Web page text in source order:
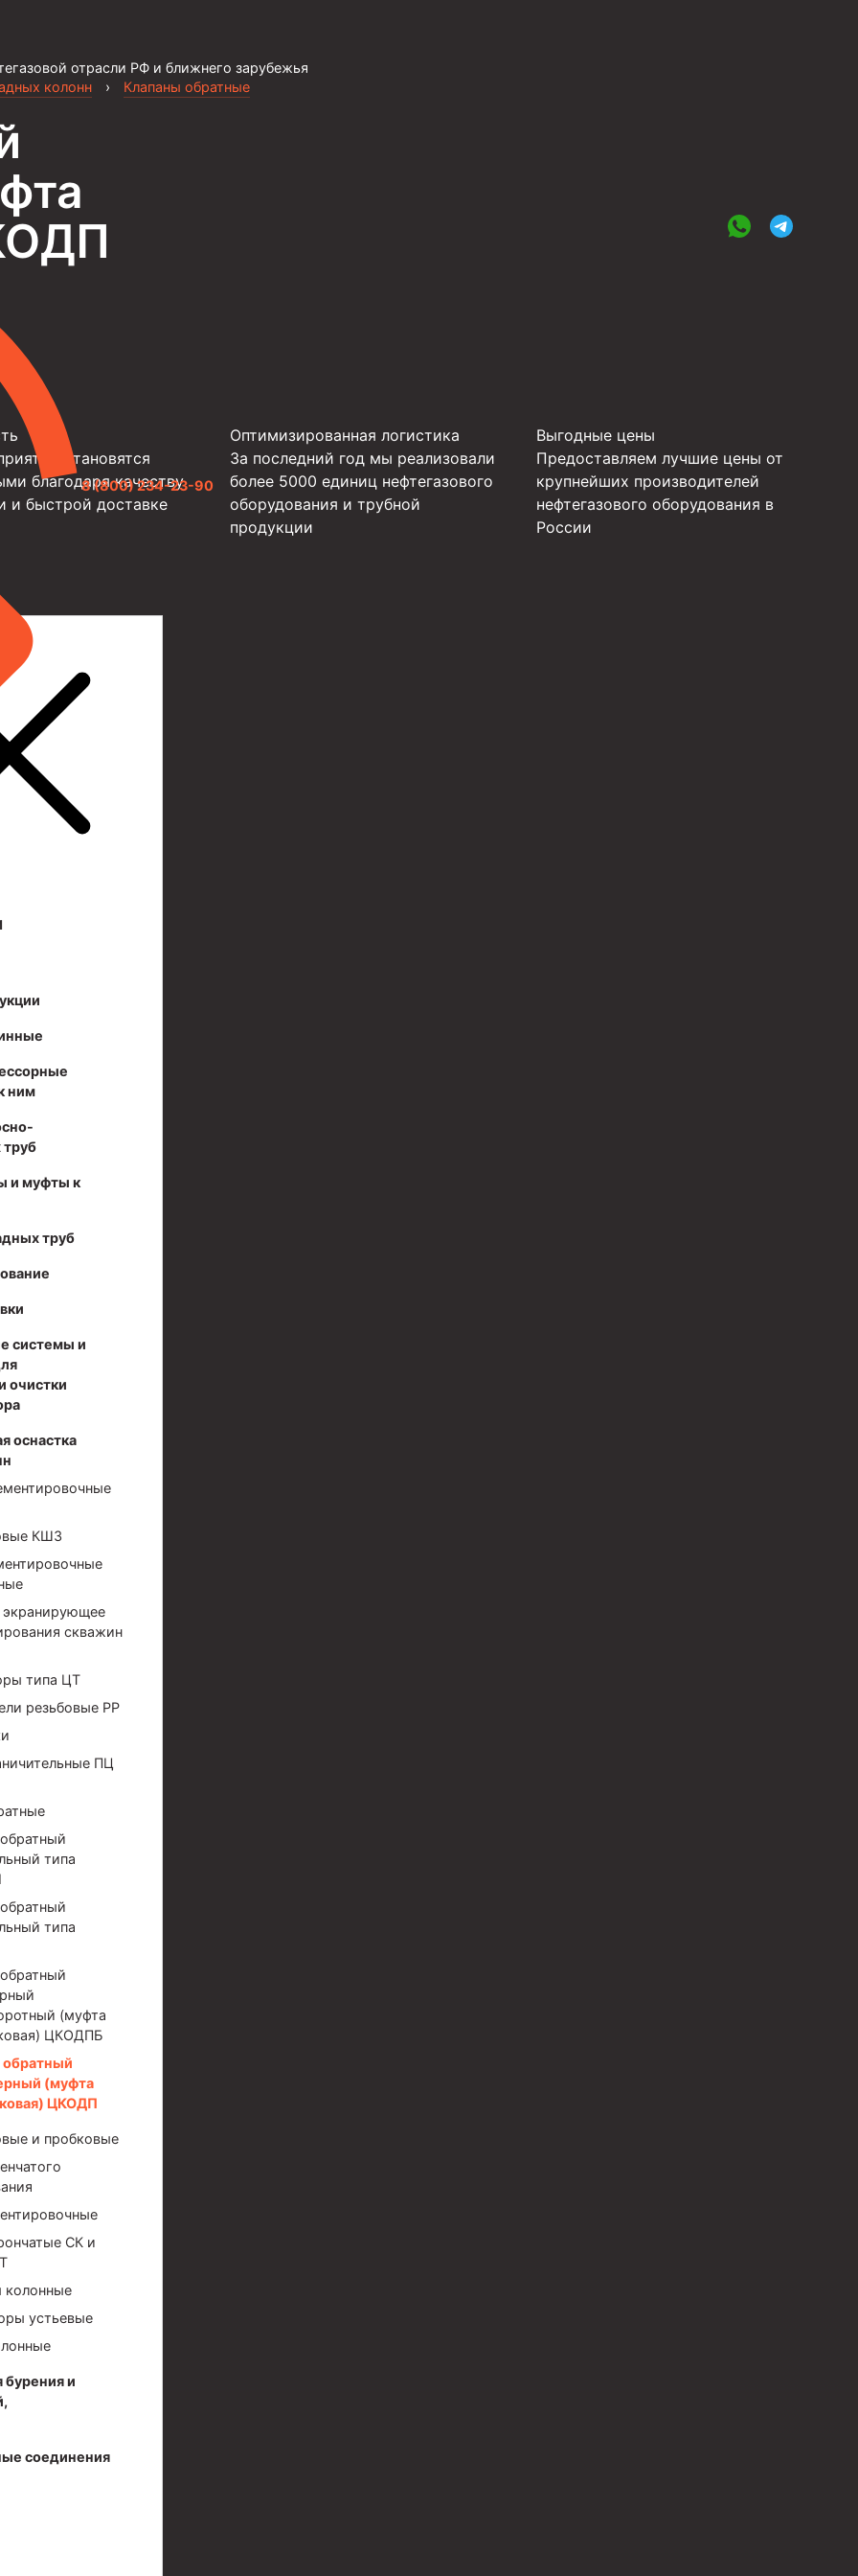
отрасли РФ и ближнего зарубежья
8 (800) 234-23-90
высокого давления
скважин УЭЦС
колонн › Клапаны обратные
становятся
благодаря качеству
и быстрой доставке
Оптимизированная логистика
За последний год мы реализовали
более 5000 единиц нефтегазового
оборудования и трубной
продукции
Выгодные цены
Предоставляем лучшие цены от
крупнейших производителей
нефтегазового оборудования в
России
ним
и муфты к
труб
системы и
очистки
оснастка
КШЗ
экранирующее
скважин
типа ЦТ
резьбовые РР
ПЦ
типа
типа
(муфта
ЦКОДПБ
обратный
(муфта
ЦКОДП
и пробковые
СК и
колонные
устьевые
бурения и
соединения